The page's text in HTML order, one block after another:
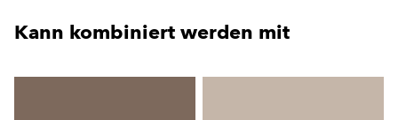
Kann kombiniert werden mit